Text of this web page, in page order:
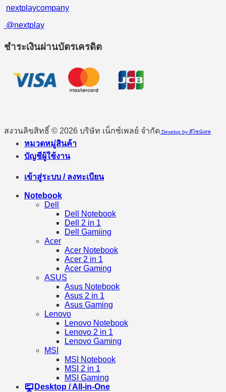
nextplaycompany
@nextplay
ชำระเงินผ่านบัตรเครดิต
สงวนลิขสิทธิ์ © 2026 บริษัท เน็กซ์เพลย์ จำกัด Develop by ดีไซน์เทพ
หมวดหมู่สินค้า
บัญชีผู้ใช้งาน
เข้าสู่ระบบ / ลงทะเบียน
Notebook
Dell
Dell Notebook
Dell 2 in 1
Dell Gamiing
Acer
Acer Notebook
Acer 2 in 1
Acer Gaming
ASUS
Asus Notebook
Asus 2 in 1
Asus Gaming
Lenovo
Lenovo Notebook
Lenovo 2 in 1
Lenovo Gaming
MSI
MSI Notebook
MSI 2 in 1
MSI Gaming
Desktop / All-in-One